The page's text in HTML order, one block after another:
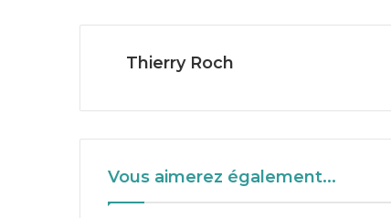
Thierry Roch
Vous aimerez également...